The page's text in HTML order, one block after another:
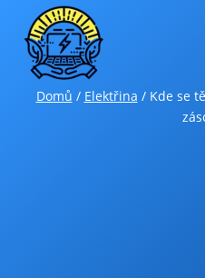
Přeskočit
obsah
Domů / Elektřina / Kde se